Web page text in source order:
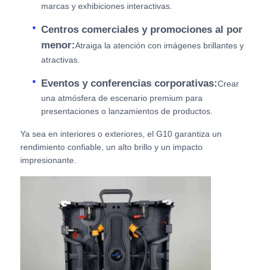
marcas y exhibiciones interactivas.
Centros comerciales y promociones al por
menor:Atraiga la atención con imágenes brillantes y
atractivas.
Eventos y conferencias corporativas:Crear
una atmósfera de escenario premium para
presentaciones o lanzamientos de productos.
Ya sea en interiores o exteriores, el G10 garantiza un
rendimiento confiable, un alto brillo y un impacto
impresionante.